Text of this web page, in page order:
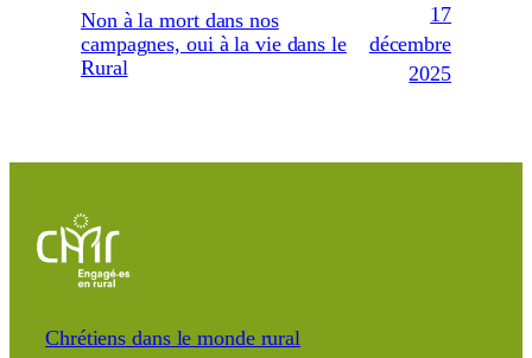
Non à la mort dans nos
campagnes, oui à la vie dans le
Rural
17
décembre
2025
Chrétiens dans le monde rural